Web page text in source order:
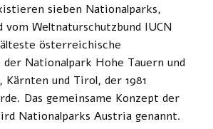
sieben Nationalparks,
vom Weltnaturschutzbund IUCN
österreichische
Nationalpark Hohe Tauern und
Kärnten und Tirol, der 1981
Das gemeinsame Konzept der
Nationalparks Austria genannt.